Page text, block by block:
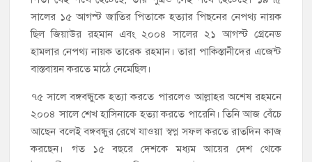
সালের ১৫ আগস্ট জাতির পিতাকে হত্যার পিছনের নেপথ্য নায়ক
ছিল জিয়াউর রহমান এবং ২০০৪ সালের ২১ আগস্ট গ্রেনেড
হামলার নেপথ্য নায়ক তারেক রহমান। তারা পাকিস্তানীদের এজেন্ট
বাস্তবায়ন করতে মাঠে নেমেছিল।
৭৫ সালে বঙ্গবন্ধুকে হত্যা করতে পারলেও আল্লাহর অশেষ রহমনে
২০০৪ সালে শেখ হাসিনাকে হত্যা করতে পারেনি। তিনি আজ বেঁচে
আছেন বলেই বঙ্গবন্ধুর রেখে যাওয়া স্বপ্ন সফল করতে রাতদিন কাজ
করছেন। গত ১৫ বছরে দেশকে মধ্যম আয়ের দেশ থেকে